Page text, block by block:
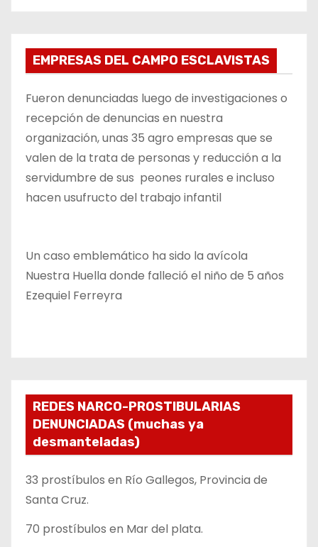
EMPRESAS DEL CAMPO ESCLAVISTAS
Fueron denunciadas luego de investigaciones o
recepción de denuncias en nuestra
organización, unas 35 agro empresas que se
valen de la trata de personas y reducción a la
servidumbre de sus peones rurales e incluso
hacen usufructo del trabajo infantil
Un caso emblemático ha sido la avícola
Nuestra Huella donde falleció el niño de 5 años
Ezequiel Ferreyra
REDES NARCO-PROSTIBULARIAS
DENUNCIADAS (muchas ya
desmanteladas)
33 prostíbulos en Río Gallegos, Provincia de
Santa Cruz.
70 prostíbulos en Mar del plata.